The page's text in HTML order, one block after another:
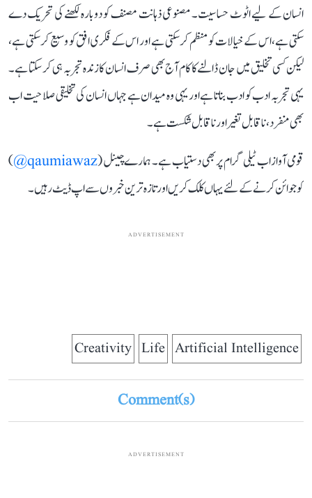
انسان کے لیے اٹوٹ حساسیت۔ مصنوعی ذہانت مصنف کو دوبارہ لکھنے کی تحریک دے
سکتی ہے، اس کے خیالات کو منظم کر سکتی ہے اور اس کے فکری افق کو وسیع کر سکتی ہے،
لیکن کسی تخلیق میں جان ڈالنے کا کام آج بھی صرف انسان کا زندہ تجربہ ہی کر سکتا ہے۔
یہی تجربہ ادب کو ادب بناتا ہے اور یہی وہ میدان ہے جہاں انسان کی تخلیقی صلاحیت اب
بھی منفرد، ناقابل تغیر اور ناقابل شکست ہے۔
قومی آواز اب ٹیلی گرام پر بھی دستیاب ہے۔ ہمارے چینل (qaumiawaz@
)
کو جوائن کرنے کے لئے یہاں کلک کریں اور تازہ ترین خبروں سے اپ ڈیٹ رہیں۔
ADVERTISEMENT
Artificial Intelligence
Life
Creativity
Comment(s)
ADVERTISEMENT